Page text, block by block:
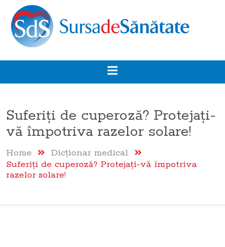
Suferiți de cuperoză? Protejați-
vă împotriva razelor solare!
Home
Dicţionar medical
Suferiți de cuperoză? Protejați-vă împotriva
razelor solare!